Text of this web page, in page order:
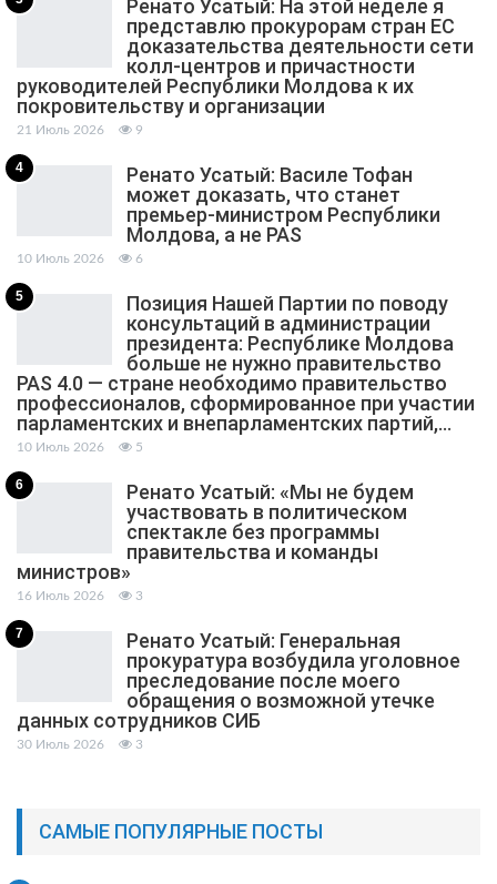
Ренато Усатый: На этой неделе я
представлю прокурорам стран ЕС
доказательства деятельности сети
колл-центров и причастности
руководителей Республики Молдова к их
покровительству и организации
21 Июль 2026 9
4
Ренато Усатый: Василе Тофан
может доказать, что станет
премьер-министром Республики
Молдова, а не PAS
10 Июль 2026 6
5
Позиция Нашей Партии по поводу
консультаций в администрации
президента: Республике Молдова
больше не нужно правительство
PAS 4.0 — стране необходимо правительство
профессионалов, сформированное при участии
парламентских и внепарламентских партий,…
10 Июль 2026 5
6
Ренато Усатый: «Мы не будем
участвовать в политическом
спектакле без программы
правительства и команды
министров»
16 Июль 2026 3
7
Ренато Усатый: Генеральная
прокуратура возбудила уголовное
преследование после моего
обращения о возможной утечке
данных сотрудников СИБ
30 Июль 2026 3
САМЫЕ ПОПУЛЯРНЫЕ ПОСТЫ